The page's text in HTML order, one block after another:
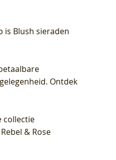
is Blush sieraden
Ontdek
collectie
& Rose